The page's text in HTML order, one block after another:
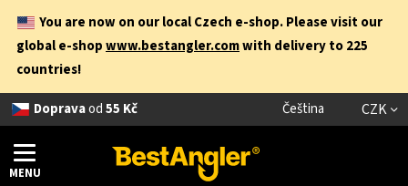
You are now on our local Czech e-shop. Please visit our
global e-shopwww.bestangler.comwith delivery to 225
countries!
Dopravaod55 Kč Čeština CZK
MENU